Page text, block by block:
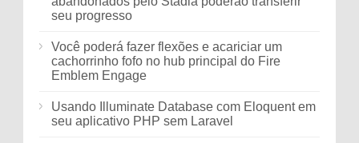
seu progresso
Você poderá fazer flexões e acariciar um
cachorrinho fofo no hub principal do Fire
Emblem Engage
Usando Illuminate Database com Eloquent em
seu aplicativo PHP sem Laravel